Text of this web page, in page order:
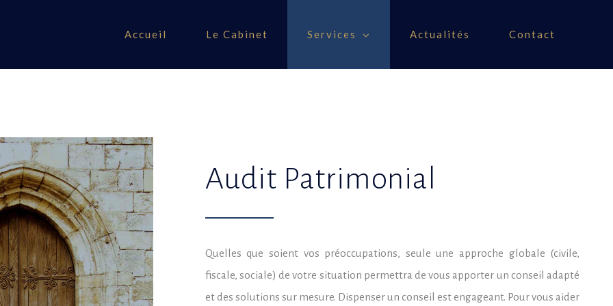
Accueil Le Cabinet Services Actualités Contact
Audit Patrimonial
Quelles que soient vos préoccupations, seule une approche globale (civile,
fiscale, sociale) de votre situation permettra de vous apporter un conseil adapté
et des solutions sur mesure. Dispenser un conseil est engageant. Pour vous aider